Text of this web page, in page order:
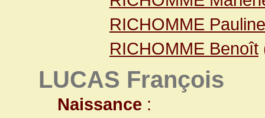
RICHOMME Pauline
RICHOMME Benoît
LUCAS François
Naissance :